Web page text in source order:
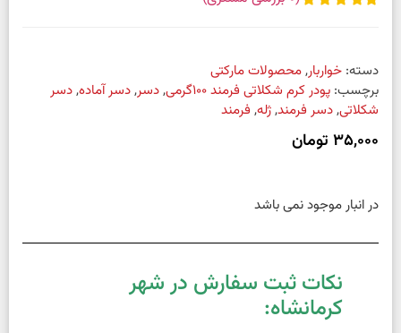
دسته: خواربار,محصولات مارکتی
برچسب: پودر کرم شکلاتی فرمند 100گرمی ,دسر,دسر آماده,دسر
شکلاتی,دسر فرمند,ژله, فرمند
35,000 تومان
در انبار موجود نمی باشد
نکات ثبت سفارش در شهر
کرمانشاه: